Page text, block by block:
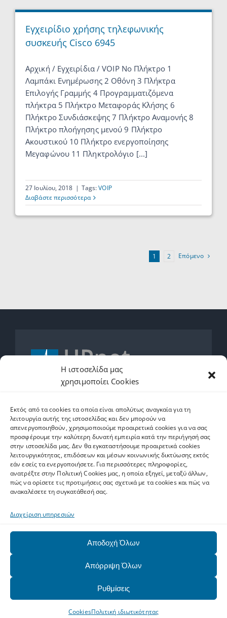
Η ιστοσελίδα μας
χρησιμοποίει Cookies
Εκτός από τα cookies τα οποία είναι απολύτως αναγκαία για τη
λειτουργία αυτής της ιστοσελίδας και δεν μπορούν να
απενεργοποιηθούν, χρησιμοποιούμε προαιρετικά cookies για να σας
προσφέρουμε την καλύτερη δυνατή εμπειρία κατά την περιήγησή σας
στην ιστοσελίδα μας. Δεν θα εγκαταστήσουμε προαιρετικά cookies
λειτουργικότητας, επιδόσεων και μέσων κοινωνικής δικτύωσης εκτός
εάν εσείς τα ενεργοποιήσετε. Για περισσότερες πληροφορίες,
ανατρέξτε στην Πολιτική Cookies μας, η οποία εξηγεί, μεταξύ άλλων,
πώς να ορίσετε τις προτιμήσεις σας σχετικά με τα cookies και πώς να
ανακαλέσετε τη συγκατάθεσή σας.
Διαχείριση υπηρεσιών
Αποδοχή Όλων
Απόρριψη Όλων
Ρυθμίσεις
CookiesΠολιτική ιδιωτικότητας
Εγχειρίδιο χρήσης τηλεφωνικής
συσκευής Cisco 6945
Αρχική / Εγχειρίδια / VOIP Νο Πλήκτρο 1
Λαμπάκι Ενημέρωσης 2 Οθόνη 3 Πλήκτρα
Επιλογής Γραμμής 4 Προγραμματιζόμενα
πλήκτρα 5 Πλήκτρο Μεταφοράς Κλήσης 6
Πλήκτρο Συνδιάσκεψης 7 Πλήκτρο Αναμονής 8
Πλήκτρο πλοήγησης μενού 9 Πλήκτρο
Ακουστικού 10 Πλήκτρο ενεργοποίησης
Μεγαφώνου 11 Πληκτρολόγιο [...]
27 Ιουλίου, 2018 | Tags:VOIP
Διαβάστε περισσότερα
1 2 Επόμενο
helpdesk.upnet.gr
Ετικέτες
MS Teams Autodesk harica
alumni Upatras VPN
classrooms